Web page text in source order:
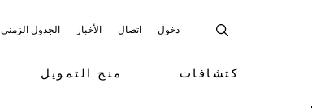
الجدول الزمني الأخبار اتصال دخول
منح التمويل كتشافات